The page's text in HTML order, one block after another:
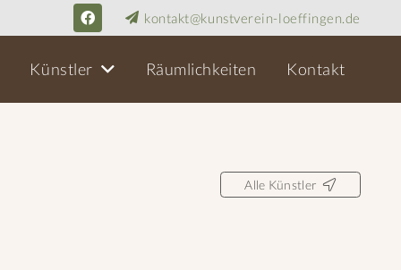
kontakt@kunstverein-loeffingen.de
Künstler Räumlichkeiten Kontakt
Alle Künstler